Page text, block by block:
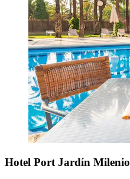
Hotel Port Jardín Milenio